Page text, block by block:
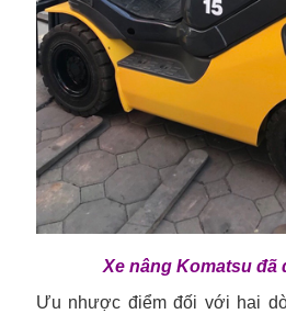
Xe nâng Komatsu đã
Ưu nhược điểm đối với hai